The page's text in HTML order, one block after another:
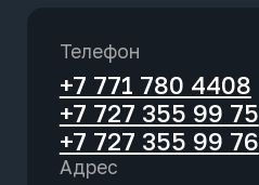
Телефон
+7 771 780 4408
+7 727 355 99 75
+7 727 355 99 76
Адрес